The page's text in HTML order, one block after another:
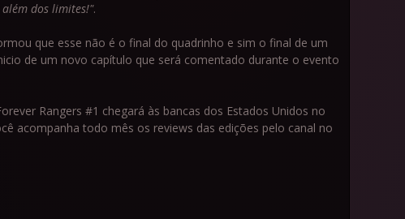
além dos limites!".
que esse não é o final do quadrinho e sim o final de um
de um novo capítulo que será comentado durante o evento
Rangers #1 chegará às bancas dos Estados Unidos no
acompanha todo mês os reviews das edições pelo canal no